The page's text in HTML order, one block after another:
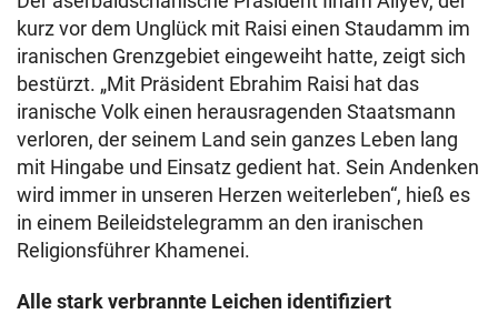
kurz vor dem Unglück mit Raisi einen Staudamm im
iranischen Grenzgebiet eingeweiht hatte, zeigt sich
bestürzt. „Mit Präsident Ebrahim Raisi hat das
iranische Volk einen herausragenden Staatsmann
verloren, der seinem Land sein ganzes Leben lang
mit Hingabe und Einsatz gedient hat. Sein Andenken
wird immer in unseren Herzen weiterleben“, hieß es
in einem Beileidstelegramm an den iranischen
Religionsführer Khamenei.
Alle stark verbrannte Leichen identifiziert